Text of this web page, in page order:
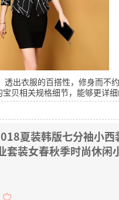
出衣服的百搭性，修身而不
贝相关规格细节，能够更详细
夏装韩版七分袖小
套装女春秋季时尚休闲